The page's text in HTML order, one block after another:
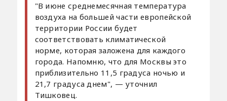
"В июне среднемесячная температура
воздуха на большей части европейской
территории России будет
соответствовать климатической
норме, которая заложена для каждого
города. Напомню, что для Москвы это
приблизительно 11,5 градуса ночью и
21,7 градуса днем", — уточнил
Тишковец.